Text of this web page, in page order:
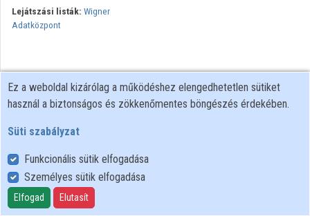
Lejátszási listák: Wigner
Adatközpont
Felhasználói szabályzat
Adatkezelési tájékoztató
Süti szabályzat
Ez a weboldal kizárólag a működéshez elengedhetetlen sütiket
használ a biztonságos és zökkenőmentes böngészés érdekében.
Süti szabályzat
Funkcionális sütik elfogadása
Személyes sütik elfogadása
Elfogad Elutasít